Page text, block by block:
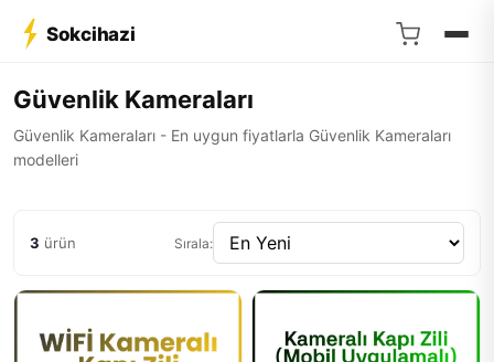
Sokcihazi
Güvenlik Kameraları
Güvenlik Kameraları - En uygun fiyatlarla Güvenlik Kameraları
modelleri
3 ürün Sırala: